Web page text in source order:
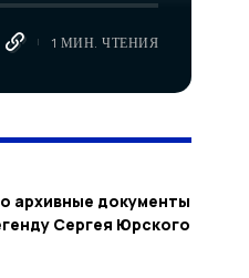
1 МИН. ЧТЕНИЯ
архивные документы
Сергея Юрского